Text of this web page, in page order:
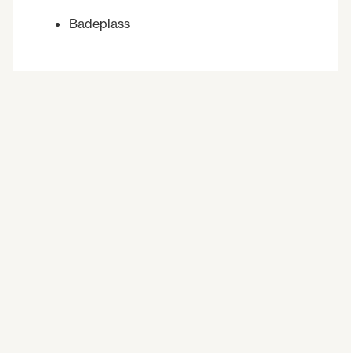
Badeplass